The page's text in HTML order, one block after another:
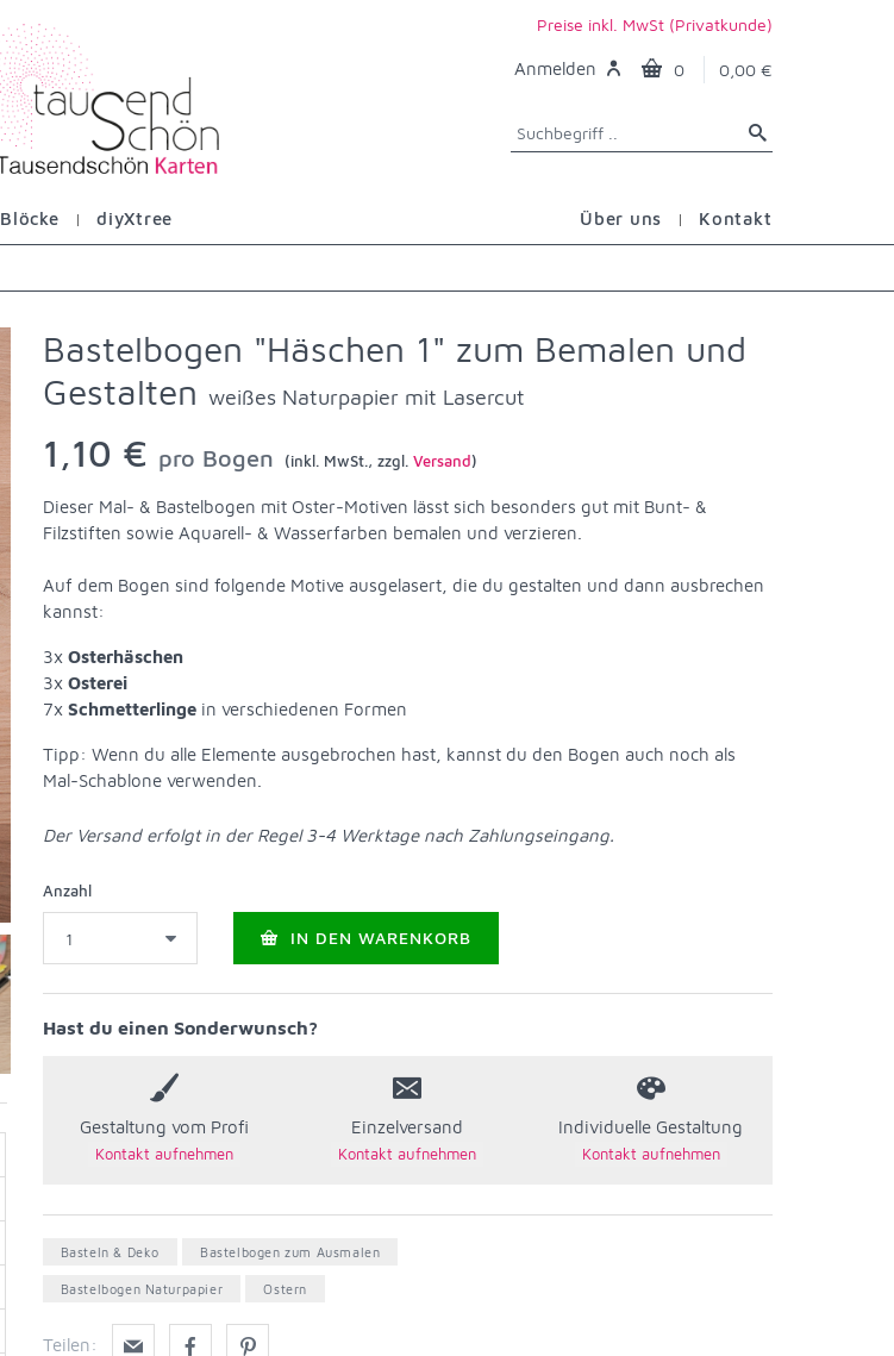
Preise inkl. MwSt (Privatkunde)
Anmelden 0 0,00 €
Blöcke diyXtree Über uns Kontakt
Bastelbogen "Häschen 1" zum Bemalen und
Gestalten weißes Naturpapier mit Lasercut
1,10 € pro Bogen (inkl. MwSt., zzgl. Versand)
Dieser Mal- & Bastelbogen mit Oster-Motiven lässt sich besonders gut mit Bunt- &
Filzstiften sowie Aquarell- & Wasserfarben bemalen und verzieren.
Auf dem Bogen sind folgende Motive ausgelasert, die du gestalten und dann ausbrechen
kannst:
3x Osterhäschen
3x Osterei
7x Schmetterlingein verschiedenen Formen
Tipp: Wenn du alle Elemente ausgebrochen hast, kannst du den Bogen auch noch als
Mal-Schablone verwenden.
Der Versand erfolgt in der Regel 3-4 Werktage nach Zahlungseingang.
Anzahl
IN DEN WARENKORB
Hast du einen Sonderwunsch?
Gestaltung vom Profi Einzelversand Individuelle Gestaltung
Basteln & Deko Bastelbogen zum Ausmalen
Bastelbogen Naturpapier Ostern
Teilen: